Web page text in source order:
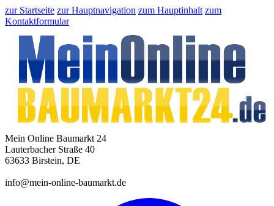
zur Startseite zur Hauptnavigation zum Hauptinhalt zum
Kontaktformular
Mein Online Baumarkt 24
Lauterbacher Straße 40
63633 Birstein, DE
info@mein-online-baumarkt.de